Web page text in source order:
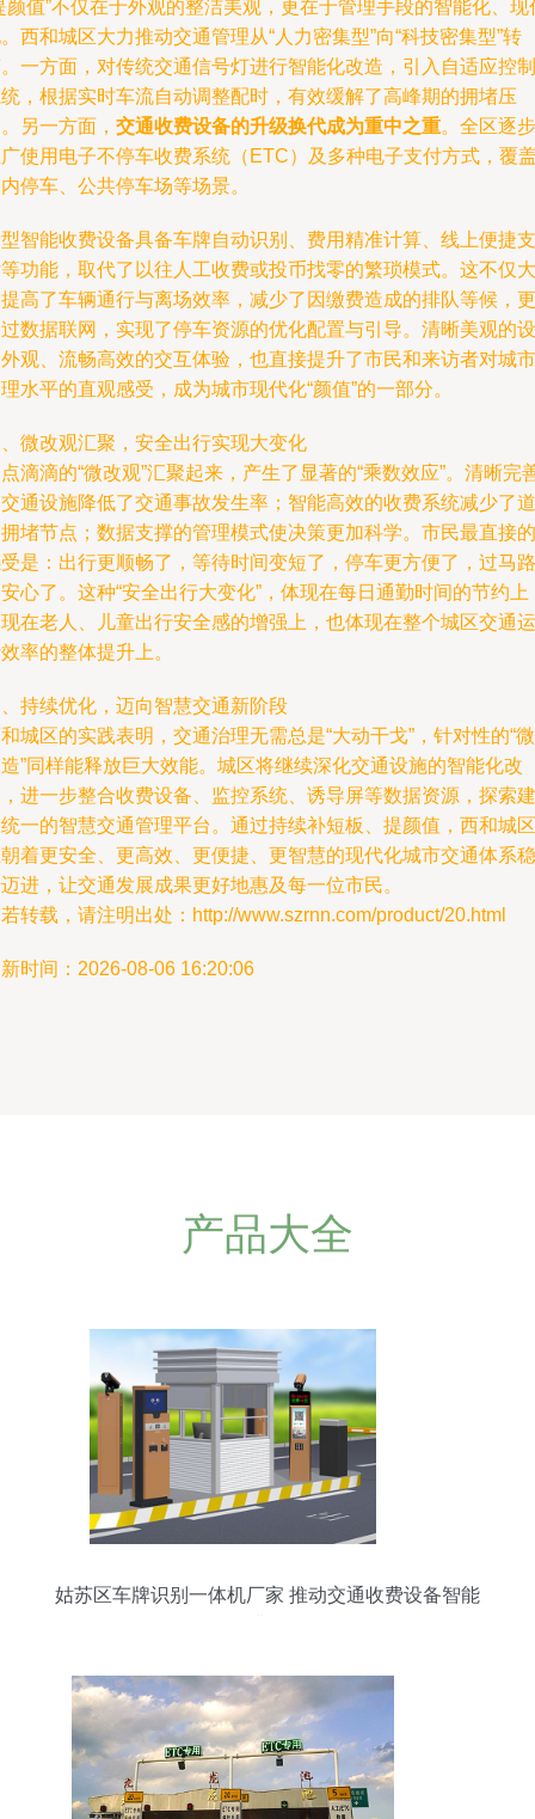
颜值”不仅在于外观的整洁美观，更在于管理手段的智能化、现
西和城区大力推动交通管理从“人力密集型”向“科技密集型”转
一方面，对传统交通信号灯进行智能化改造，引入自适应控制
，根据实时车流自动调整配时，有效缓解了高峰期的拥堵压
另一方面， 交通收费设备的升级换代成为重中之重。全区逐步
使用电子不停车收费系统（ETC）及多种电子支付方式，覆
停车、公共停车场等场景。
智能收费设备具备车牌自动识别、费用精准计算、线上便捷支
功能，取代了以往人工收费或投币找零的繁琐模式。这不仅大
高了车辆通行与离场效率，减少了因缴费造成的排队等候，更
数据联网，实现了停车资源的优化配置与引导。清晰美观的设
观、流畅高效的交互体验，也直接提升了市民和来访者对城市
水平的直观感受，成为城市现代化“颜值”的一部分。
微改观汇聚，安全出行实现大变化
滴滴的“微改观”汇聚起来，产生了显著的“乘数效应”。清晰完
通设施降低了交通事故发生率；智能高效的收费系统减少了道
堵节点；数据支撑的管理模式使决策更加科学。市民最直接的
是：出行更顺畅了，等待时间变短了，停车更方便了，过马路
心了。这种“安全出行大变化”，体现在每日通勤时间的节约上
在老人、儿童出行安全感的增强上，也体现在整个城区交通运
率的整体提升上。
持续优化，迈向智慧交通新阶段
城区的实践表明，交通治理无需总是“大动干戈”，针对性的“微
”同样能释放巨大效能。城区将继续深化交通设施的智能化改
进一步整合收费设备、监控系统、诱导屏等数据资源，探索建
一的智慧交通管理平台。通过持续补短板、提颜值，西和城区
着更安全、更高效、更便捷、更智慧的现代化城市交通体系稳
进，让交通发展成果更好地惠及每一位市民。
转载，请注明出处：http://www.szrnn.com/product/20.html
时间：2026-08-06 16:20:06
产品大全
姑苏区车牌识别一体机厂家 推动交通收费设备智能